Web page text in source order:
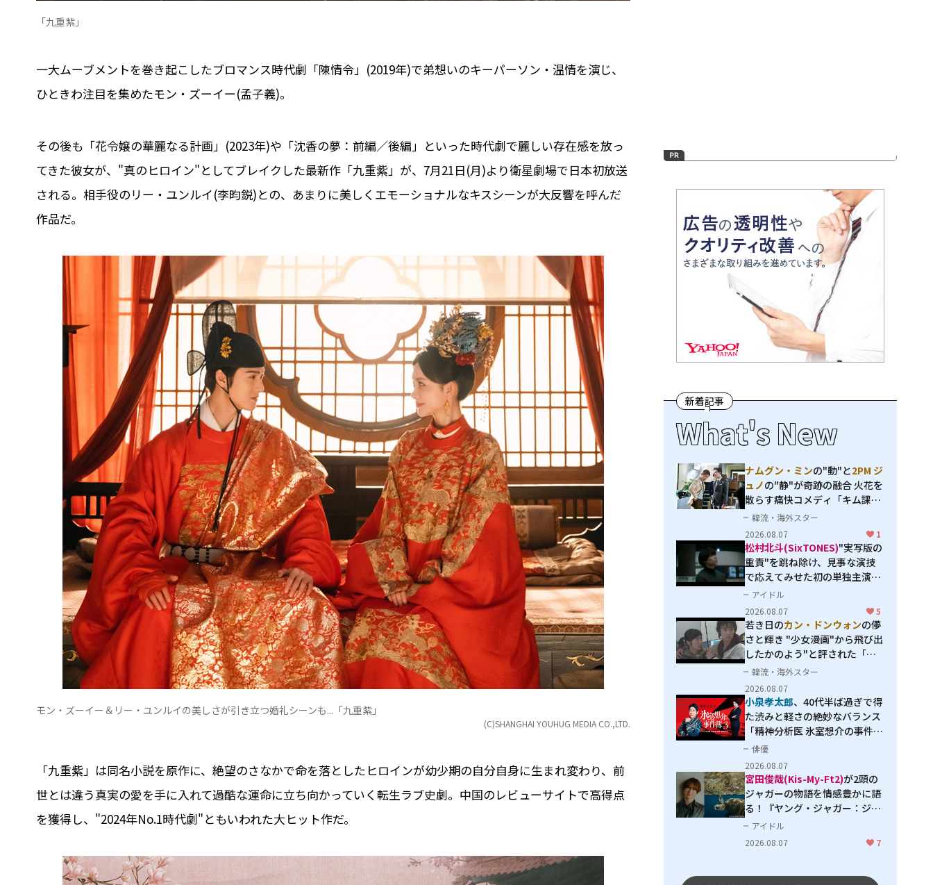
「九重紫」
一大ムーブメントを巻き起こしたブロマンス時代劇「陳情令」(2019年)で弟想いのキーパーソン・温情を演じ、
ひときわ注目を集めたモン・ズーイー(孟子義)。
その後も「花令嬢の華麗なる計画」(2023年)や「沈⾹の夢：前編／後編」といった時代劇で麗しい存在感を放っ
てきた彼女が、"真のヒロイン"としてブレイクした最新作「九重紫」が、7月21日(月)より衛星劇場で日本初放送
される。相手役のリー・ユンルイ(李昀鋭)との、あまりに美しくエモーショナルなキスシーンが大反響を呼んだ
作品だ。
モン・ズーイー＆リー・ユンルイの美しさが引き立つ婚礼シーンも...「九重紫」
(C)SHANGHAI YOUHUG MEDIA CO.,LTD.
「九重紫」は同名小説を原作に、絶望のさなかで命を落としたヒロインが幼少期の自分自身に生まれ変わり、前
世とは違う真実の愛を手に入れて過酷な運命に立ち向かっていく転生ラブ史劇。中国のレビューサイトで高得点
を獲得し、"2024年No.1時代劇"ともいわれた大ヒット作だ。
新着記事
What's New
ナムグン・ミンの"動"と2PM ジ
ュノの"静"が奇跡の融合 火花を
散らす痛快コメディ「キム課長
とソ理事～Bravo! Your Life
～」
韓流・海外スター
2026.08.07
1
松村北斗(SixTONES)"実写版の
重責"を跳ね除け、見事な演技
で応えてみせた初の単独主演映
画「秒速5センチメートル」
アイドル
2026.08.07
5
若き日のカン・ドンウォンの儚
さと輝き "少女漫画"から飛び出
したかのよう"と評された「オ
オカミの誘惑」
韓流・海外スター
2026.08.07
小泉孝太郎、40代半ば過ぎで得
た渋みと軽さの絶妙なバランス
「精神分析医 氷室想介の事件簿
３」で見せる進化
俳優
2026.08.07
宮田俊哉(Kis-My-Ft2)が2頭の
ジャガーの物語を情感豊かに語
る！『ヤング・ジャガー：ジャ
ングル王への道』『ジャガーと
ウミガメの物語：熱帯林の守護
アイドル
2026.08.07
7